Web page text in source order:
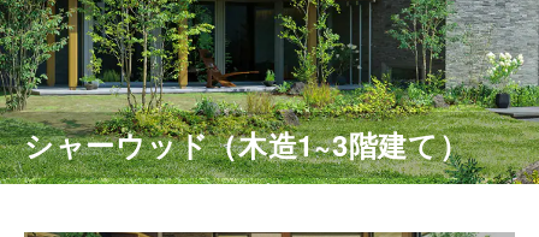
My STAGE
life knit design
カタログ・動画ライ
性能を知る
住まいの性能評価制度
シャーウッド（木造1~3階建て）